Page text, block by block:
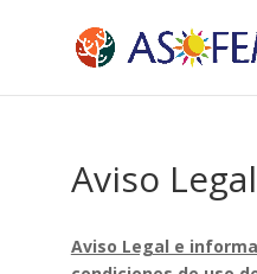
Aviso Legal
Aviso Legal e